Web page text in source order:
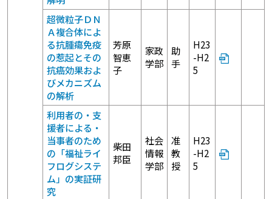
超微粒子ＤＮ
Ａ複合体によ
る抗腫瘍免疫
の惹起とその
抗癌効果およ
びメカニズム
の解析
芳原
智恵
子
家政
学部
助
手
H23
-H2
5
利用者の・支
援者による・
当事者のため
の「福祉ライ
フログシステ
ム」の実証研
究
柴田
邦臣
社会
情報
学部
准
教
授
H23
-H2
5